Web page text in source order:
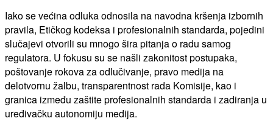
Iako se većina odluka odnosila na navodna kršenja izbornih
pravila, Etičkog kodeksa i profesionalnih standarda, pojedini
slučajevi otvorili su mnogo šira pitanja o radu samog
regulatora. U fokusu su se našli zakonitost postupaka,
poštovanje rokova za odlučivanje, pravo medija na
delotvornu žalbu, transparentnost rada Komisije, kao i
granica između zaštite profesionalnih standarda i zadiranja u
uređivačku autonomiju medija.